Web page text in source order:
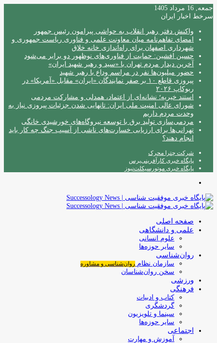
جمعه, 16 مرداد 1405
سرخط اخبار ایران
واکنش دفتر رهبر انقلاب به حواشی پیرامون رئیس جمهور
امضای تفاهم‌نامه میان معاونت علمی و فناوری ریاست جمهوری و
شهرداری اصفهان برای راه‌اندازی خانه خلاق
حسین افشین: حمایت از فناوری‌های نوظهور دو برابر می‌شود
آخرین دیدار مردم تهران با «سید و رهبر شهید ایران»
حضور میلیون‌ها نفر در مراسم وداع با رهبر شهید
پیروزی قاطع ۱۰ بر صفر نمایندگان «ایران» مقابل «آمریکا» در
ربوکاپ ۲۰۲۶
استند خیریه؛ نشانه‌ای از اعتماد، همدلی و مشارکت مردمی
شورای عالی امنیت ملی ایران: تانهایی شدن جزئیات پیروزی نیاز به
وحدت مردم داریم
مردمی‌سازی تولید برق با توسعه نیروگاه‌های خورشیدی خانگی
تهرانی‌ها برای ارزیابی خسارت‌های ناشی از آسیب جنگ چه کار باید
انجام دهند؟
شرکت چترا محرک
پایگاه خبری کارآفرینی‌پرس
پایگاه خبری موتورسیکلت‌نیوز
صفحه اصلی
علمی و دانشگاهی
علوم انسانی
سایر حوزه‌ها
روان‌شناسی
سازمان نظام روان‌شناسی و مشاوره
سخن روان‌شناسان
ورزشی
فرهنگی
کتاب و ادبیات
گردشگری
سینما و تلویزیون
سایر حوزه‌ها
اجتماعی
آموزش و مهارت